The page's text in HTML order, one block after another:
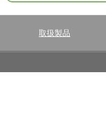
取扱製品